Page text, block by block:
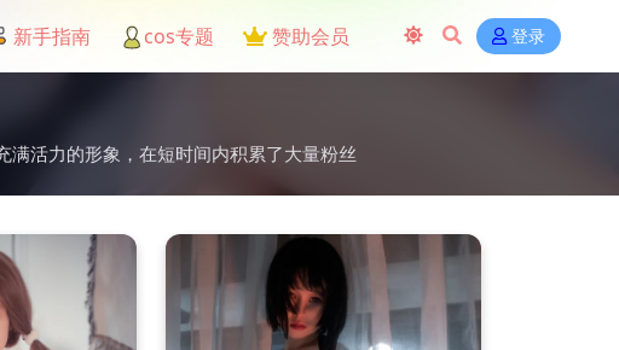
新手指南 cos专题 赞助会员 登录
活力的形象，在短时间内积累了大量粉丝